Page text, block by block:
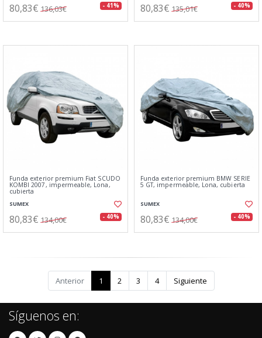
80,83€ 136,03€ - 41% 80,83€ 135,01€ - 40%
Funda exterior premium Fiat SCUDO
KOMBI 2007, impermeable, Lona,
cubierta
SUMEX
80,83€ 134,00€ - 40%
Funda exterior premium BMW SERIE
5 GT, impermeable, Lona, cubierta
SUMEX
80,83€ 134,00€ - 40%
Anterior 1 2 3 4 Siguiente
Síguenos en: